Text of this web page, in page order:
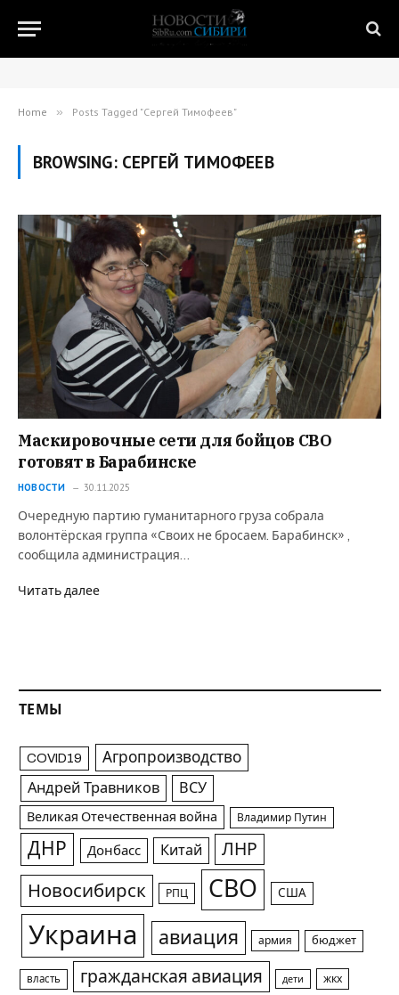
Home » Posts Tagged "Сергей Тимофеев"
BROWSING: СЕРГЕЙ ТИМОФЕЕВ
Маскировочные сети для бойцов СВО
готовят в Барабинске
НОВОСТИ 30.11.2025
Очередную партию гуманитарного груза собрала
волонтёрская группа «Своих не бросаем. Барабинск» ,
сообщила администрация…
Читать далее
ТЕМЫ
COVID19 Агропроизводство
Андрей Травников ВСУ
Великая Отечественная война Владимир Путин
ДНР Донбасс Китай ЛНР
Новосибирск РПЦ СВО США
Украина авиация армия бюджет
власть гражданская авиация дети жкх